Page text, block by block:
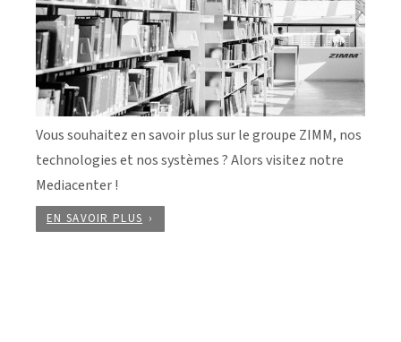
Vous souhaitez en savoir plus sur le groupe ZIMM, nos
technologies et nos systèmes ? Alors visitez notre
Mediacenter !
EN SAVOIR PLUS